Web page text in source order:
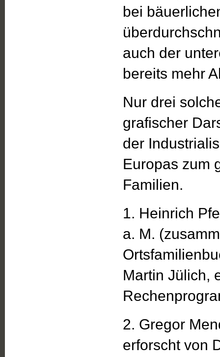
bei
auch der
bereits mehr
Nur drei
grafischer
der
Europas zum
Familien.
1. Heinrich
a. M.
Martin Jülich,
2. Gregor
erforscht von